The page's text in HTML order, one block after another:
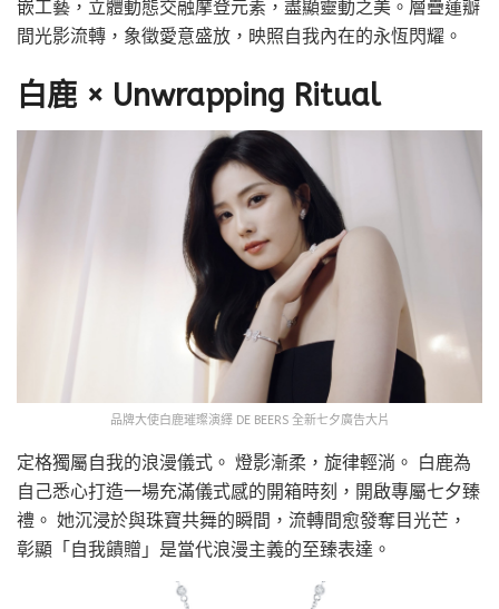
嵌工藝，立體動態交融摩登元素，盡顯靈動之美。層疊蓮瓣
間光影流轉，象徵愛意盛放，映照自我內在的永恆閃耀。
白鹿 × Unwrapping Ritual
品牌大使白鹿璀璨演繹 DE BEERS 全新七夕廣告大片
定格獨屬自我的浪漫儀式。 燈影漸柔，旋律輕淌。 白鹿為
自己悉心打造一場充滿儀式感的開箱時刻，開啟專屬七夕臻
禮。 她沉浸於與珠寶共舞的瞬間，流轉間愈發奪目光芒，
彰顯「自我饋贈」是當代浪漫主義的至臻表達。